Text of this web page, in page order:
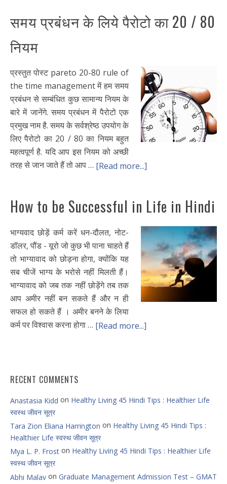
समय प्रबंधन के लिये पैरोटो का 20 / 80
नियम
प्रस्तुत पोस्ट pareto 20-80 rule of
the time management में हम समय
प्रबंधन से सम्बंधित कुछ सामान्य नियम के
बारे में जानेंगे. समय प्रबंधन में पैरोटो एक
प्रमुख नाम है. समय के सर्वश्रेष्ठ उपयोग के
लिए पैरोटो का 20 / 80 का नियम बहुत
महत्वपूर्ण है. यदि आप इस नियम को अच्छी
तरह से जान जाते हैं तो आप … [Read more...]
How to be Successful in Life in Hindi
भाग्यवाद छोड़ें कर्म करें धन-दौलत, नोट-
डॉलर, पौंड - यूरो जो कुछ भी पाना चाहते हैं
तो भाग्यावाद को छोड़ना होगा, क्योंकि यह
सब चीजें भाग्य के भरोसे नहीं मिलती हैं।
भाग्यावाद को जब तक नहीं छोड़ेंगे तब तक
आप अमीर नहीं बन सकते हैं और न ही
सफल हो सकते हैं । अमीर बनने के लिया
कर्म पर विश्वास करना होगा … [Read more...]
RECENT COMMENTS
Anastasia Kidd on Healthy Living 45 Hindi Tips : Healthier Life
स्वस्थ जीवन सूत्र
Tara Zion Eliana Harrington on Healthy Living 45 Hindi Tips :
Healthier Life स्वस्थ जीवन सूत्र
Mya L. P. Frost on Healthy Living 45 Hindi Tips : Healthier Life
स्वस्थ जीवन सूत्र
Abhi Malav on Graduate Management Admission Test – GMAT